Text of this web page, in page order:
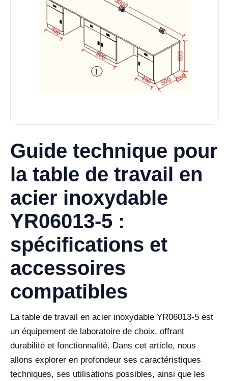
Guide technique pour
la table de travail en
acier inoxydable
YR06013-5 :
spécifications et
accessoires
compatibles
La table de travail en acier inoxydable YR06013-5 est
un équipement de laboratoire de choix, offrant
durabilité et fonctionnalité. Dans cet article, nous
allons explorer en profondeur ses caractéristiques
techniques, ses utilisations possibles, ainsi que les